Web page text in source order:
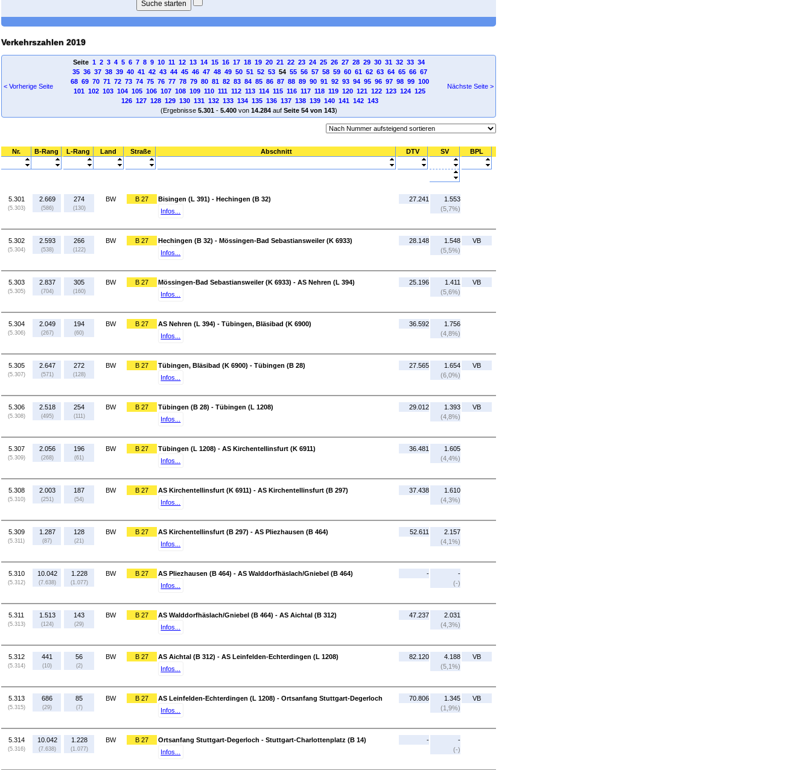
Verkehrszahlen 2019
< Vorherige Seite
Seite 1 2 3 4 5 6 7 8 9 10 11 12 13 14 15 16 17 18 19 20 21 22 23 24 25 26 27 28 29 30 31 32 33 34
35 36 37 38 39 40 41 42 43 44 45 46 47 48 49 50 51 52 5354 55 56 57 58 59 60 61 62 63 64 65 66 67
68 69 70 71 72 73 74 75 76 77 78 79 80 81 82 83 84 85 86 87 88 89 90 91 92 93 94 95 96 97 98 99 100
101 102 103 104 105 106 107 108 109 110 111 112 113 114 115 116 117 118 119 120 121 122 123 124 125
126 127 128 129 130 131 132 133 134 135 136 137 138 139 140 141 142 143
(Ergebnisse 5.301- 5.400von 14.284auf Seite 54 von 143)
Nächste Seite >
Nr. B-Rang L-Rang Land Straße Abschnitt DTV SV BPL
5.301
(5.303)
2.669
(586)
274
(130)
BW B 27
Bisingen (L 391) - Hechingen (B 32)
Infos...
27.241
1.553
(5,7%)
5.302
(5.304)
2.593
(538)
266
(122)
BW B 27
Hechingen (B 32) - Mössingen-Bad Sebastiansweiler (K 6933)
Infos...
28.148
1.548
(5,5%)
VB
5.303
(5.305)
2.837
(704)
305
(160)
BW B 27
Mössingen-Bad Sebastiansweiler (K 6933) - AS Nehren (L 394)
Infos...
25.196
1.411
(5,6%)
VB
5.304
(5.306)
2.049
(267)
194
(60)
BW B 27
AS Nehren (L 394) - Tübingen, Bläsibad (K 6900)
Infos...
36.592
1.756
(4,8%)
5.305
(5.307)
2.647
(571)
272
(128)
BW B 27
Tübingen, Bläsibad (K 6900) - Tübingen (B 28)
Infos...
27.565
1.654
(6,0%)
VB
5.306
(5.308)
2.518
(495)
254
(111)
BW B 27
Tübingen (B 28) - Tübingen (L 1208)
Infos...
29.012
1.393
(4,8%)
VB
5.307
(5.309)
2.056
(268)
196
(61)
BW B 27
Tübingen (L 1208) - AS Kirchentellinsfurt (K 6911)
Infos...
36.481
1.605
(4,4%)
5.308
(5.310)
2.003
(251)
187
(54)
BW B 27
AS Kirchentellinsfurt (K 6911) - AS Kirchentellinsfurt (B 297)
Infos...
37.438
1.610
(4,3%)
5.309
(5.311)
1.287
(87)
128
(21)
BW B 27
AS Kirchentellinsfurt (B 297) - AS Pliezhausen (B 464)
Infos...
52.611
2.157
(4,1%)
5.310
(5.312)
10.042
(7.638)
1.228
(1.077)
BW B 27
AS Pliezhausen (B 464) - AS Walddorfhäslach/Gniebel (B 464)
Infos...
-
-
(-)
5.311
(5.313)
1.513
(124)
143
(29)
BW B 27
AS Walddorfhäslach/Gniebel (B 464) - AS Aichtal (B 312)
Infos...
47.237
2.031
(4,3%)
5.312
(5.314)
441
(10)
56
(2)
BW B 27
AS Aichtal (B 312) - AS Leinfelden-Echterdingen (L 1208)
Infos...
82.120
4.188
(5,1%)
VB
5.313
(5.315)
686
(29)
85
(7)
BW B 27
AS Leinfelden-Echterdingen (L 1208) - Ortsanfang Stuttgart-Degerloch
Infos...
70.806
1.345
(1,9%)
VB
5.314
(5.316)
10.042
(7.638)
1.228
(1.077)
BW B 27
Ortsanfang Stuttgart-Degerloch - Stuttgart-Charlottenplatz (B 14)
Infos...
-
-
(-)